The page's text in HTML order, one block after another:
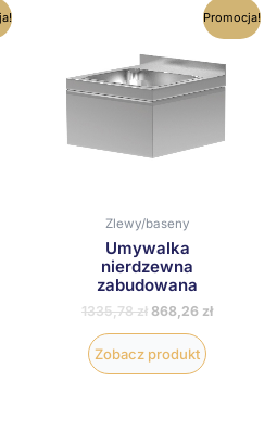
Promocja!
Zlewy/baseny
Umywalka
nierdzewna
zabudowana
1335,78zł 868,26 zł
Zobacz produkt
Ten
produkt
wiele
wybrać